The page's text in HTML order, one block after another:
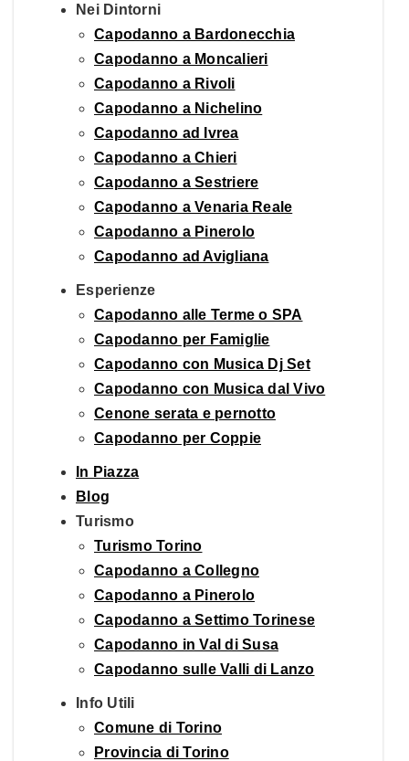
Nei Dintorni
Capodanno a Bardonecchia
Capodanno a Moncalieri
Capodanno a Rivoli
Capodanno a Nichelino
Capodanno ad Ivrea
Capodanno a Chieri
Capodanno a Sestriere
Capodanno a Venaria Reale
Capodanno a Pinerolo
Capodanno ad Avigliana
Esperienze
Capodanno alle Terme o SPA
Capodanno per Famiglie
Capodanno con Musica Dj Set
Capodanno con Musica dal Vivo
Cenone serata e pernotto
Capodanno per Coppie
In Piazza
Blog
Turismo
Turismo Torino
Capodanno a Collegno
Capodanno a Pinerolo
Capodanno a Settimo Torinese
Capodanno in Val di Susa
Capodanno sulle Valli di Lanzo
Info Utili
Comune di Torino
Provincia di Torino